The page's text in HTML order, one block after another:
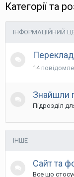
Категорії та
ІНФОРМАЦІЙНИЙ
14
Знайшли
Підрозділ
ІНШЕ
Сайт та
Все що